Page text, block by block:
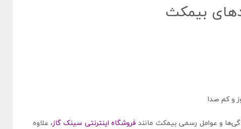
و کم ‌صدا
و عوامل رسمی بیمکث مانند فروشگاه اینترنتی سینک گاز، علاوه